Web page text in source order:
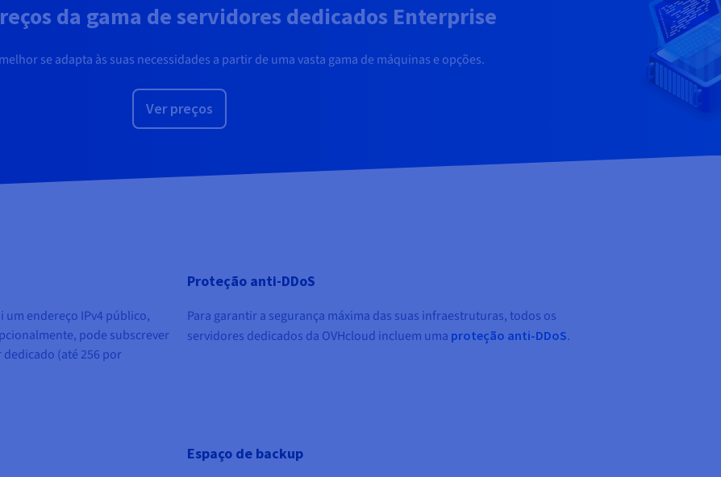
da gama de servidores dedicados Enterprise
se adapta às suas necessidades a partir de uma vasta gama de máquinas e opções.
Ver preços
um endereço IPv4 público,
pode subscrever
(até 256 por
Proteção anti-DDoS
Para garantir a segurança máxima das suas infraestruturas, todos os
servidores dedicados da OVHcloud incluem uma proteção anti-DDoS.
Espaço de backup